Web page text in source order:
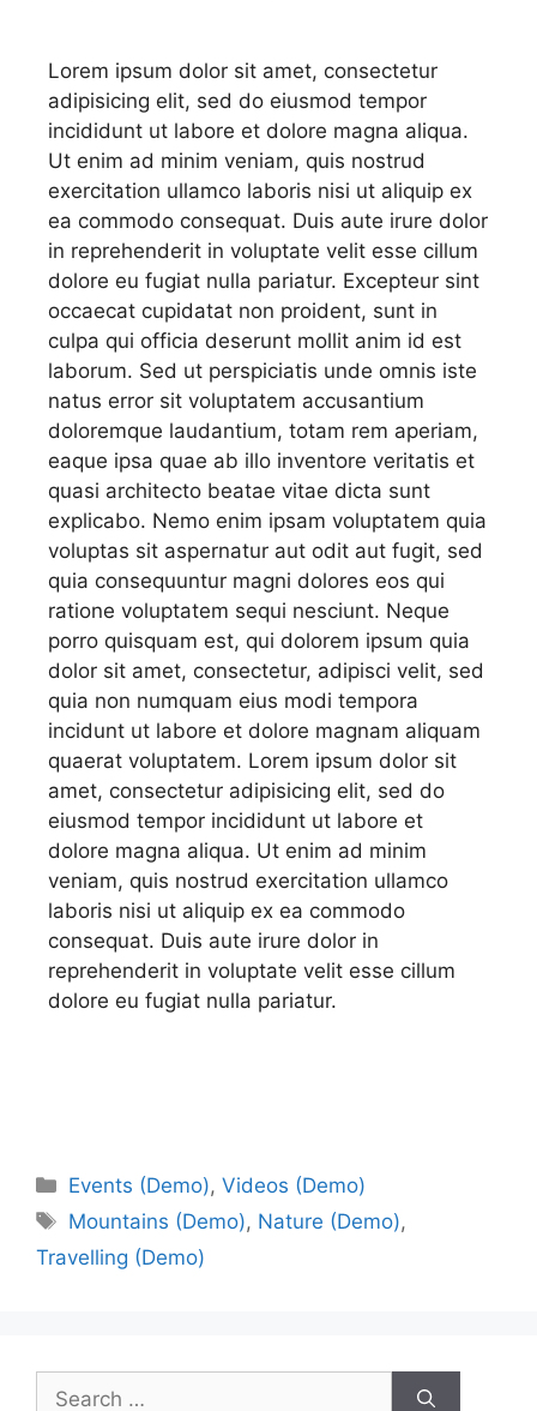
Lorem ipsum dolor sit amet, consectetur
adipisicing elit, sed do eiusmod tempor
incididunt ut labore et dolore magna aliqua.
Ut enim ad minim veniam, quis nostrud
exercitation ullamco laboris nisi ut aliquip ex
ea commodo consequat. Duis aute irure dolor
in reprehenderit in voluptate velit esse cillum
dolore eu fugiat nulla pariatur. Excepteur sint
occaecat cupidatat non proident, sunt in
culpa qui officia deserunt mollit anim id est
laborum. Sed ut perspiciatis unde omnis iste
natus error sit voluptatem accusantium
doloremque laudantium, totam rem aperiam,
eaque ipsa quae ab illo inventore veritatis et
quasi architecto beatae vitae dicta sunt
explicabo. Nemo enim ipsam voluptatem quia
voluptas sit aspernatur aut odit aut fugit, sed
quia consequuntur magni dolores eos qui
ratione voluptatem sequi nesciunt. Neque
porro quisquam est, qui dolorem ipsum quia
dolor sit amet, consectetur, adipisci velit, sed
quia non numquam eius modi tempora
incidunt ut labore et dolore magnam aliquam
quaerat voluptatem. Lorem ipsum dolor sit
amet, consectetur adipisicing elit, sed do
eiusmod tempor incididunt ut labore et
dolore magna aliqua. Ut enim ad minim
veniam, quis nostrud exercitation ullamco
laboris nisi ut aliquip ex ea commodo
consequat. Duis aute irure dolor in
reprehenderit in voluptate velit esse cillum
dolore eu fugiat nulla pariatur.
Events (Demo),Videos (Demo)
Mountains (Demo), Nature (Demo),
Travelling (Demo)